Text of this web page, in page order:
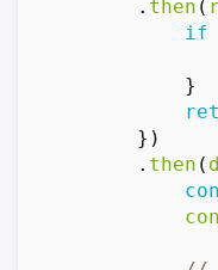
. then (
if
}
})
. then (